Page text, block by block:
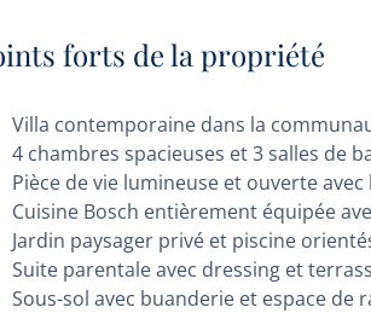
forts de la propriété
Villa contemporaine dans la
4 chambres spacieuses et 3 salles de
Pièce de vie lumineuse et ouverte
Cuisine Bosch entièrement équipée
Jardin paysager privé et piscine
Suite parentale avec dressing et
Sous-sol avec buanderie et espace